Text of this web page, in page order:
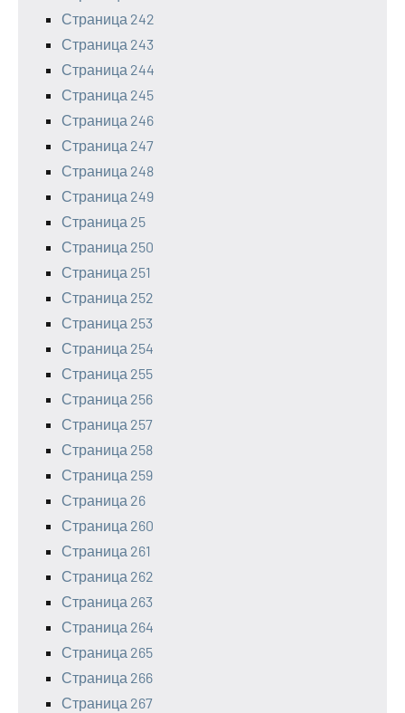
Страница 242
Страница 243
Страница 244
Страница 245
Страница 246
Страница 247
Страница 248
Страница 249
Страница 25
Страница 250
Страница 251
Страница 252
Страница 253
Страница 254
Страница 255
Страница 256
Страница 257
Страница 258
Страница 259
Страница 26
Страница 260
Страница 261
Страница 262
Страница 263
Страница 264
Страница 265
Страница 266
Страница 267